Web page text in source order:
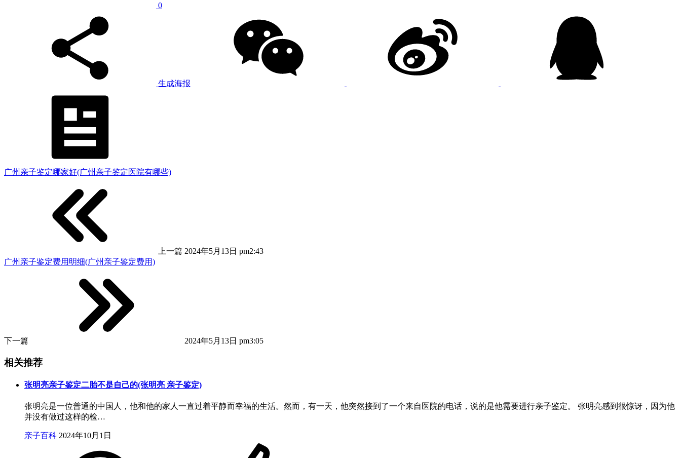
0
生成海报
广州亲子鉴定哪家好(广州亲子鉴定医院有哪些)
上一篇 2024年5月13日 pm2:43
广州亲子鉴定费用明细(广州亲子鉴定费用)
下一篇 2024年5月13日 pm3:05
相关推荐
张明亮亲子鉴定二胎不是自己的(张明亮 亲子鉴定)
张明亮是一位普通的中国人，他和他的家人一直过着平静而幸福的生活。然而，有一天，他突然接到了一个来自医院的电话，说的是他需要进行亲子鉴定。 张明亮感到很惊讶，因为他
并没有做过这样的检…
亲子百科 2024年10月1日